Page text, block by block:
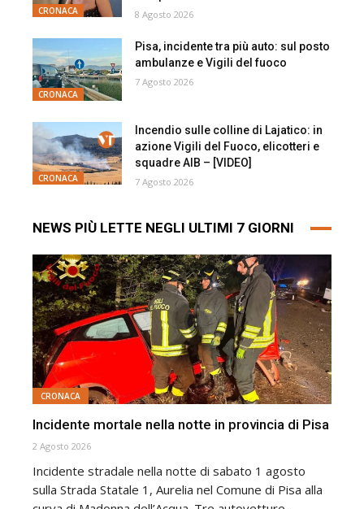
CRONACA 8 Agosto 2026
CRONACA
Pisa, incidente tra più auto: sul posto
ambulanze e Vigili del fuoco
7 Agosto 2026
CRONACA
Incendio sulle colline di Lajatico: in
azione Vigili del Fuoco, elicotteri e
squadre AIB – [VIDEO]
7 Agosto 2026
NEWS PIÙ LETTE NEGLI ULTIMI 7 GIORNI
CRONACA
Incidente mortale nella notte in provincia di Pisa
2 Agosto 2026
Incidente stradale nella notte di sabato 1 agosto
sulla Strada Statale 1, Aurelia nel Comune di Pisa alla